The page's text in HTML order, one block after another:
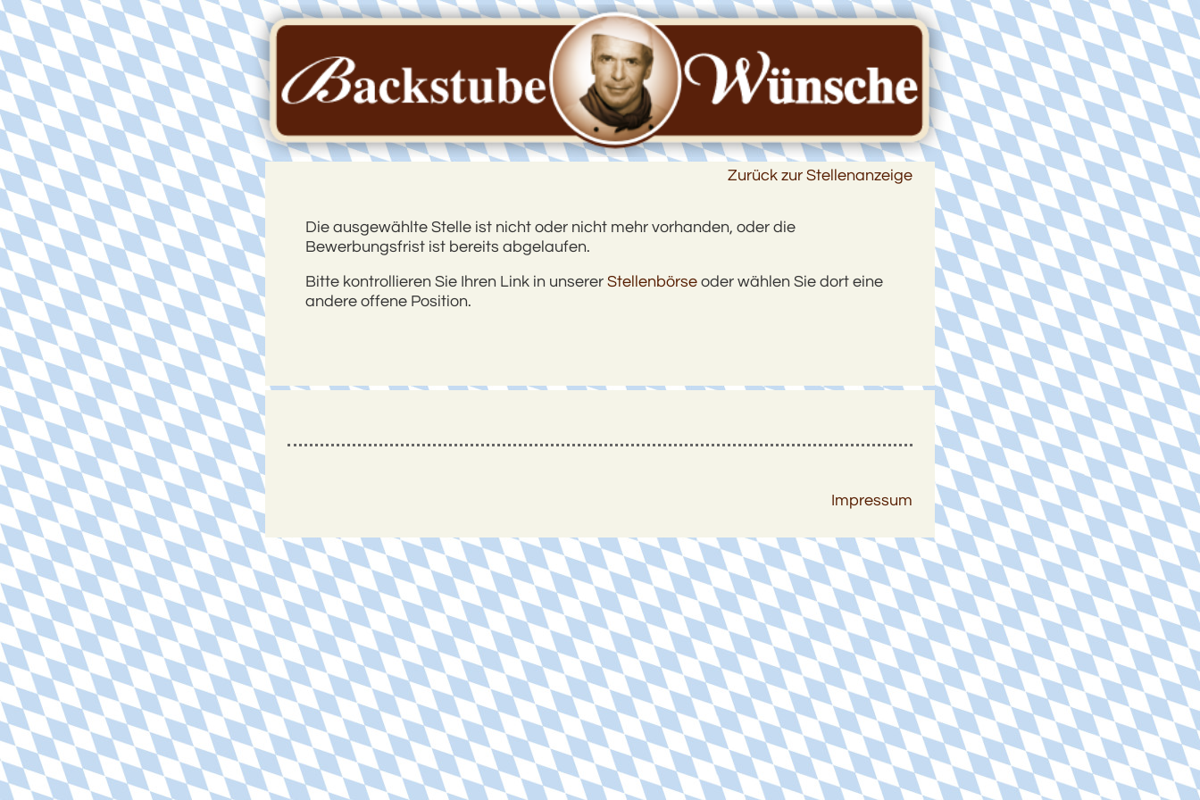
Zurück zur Stellenanzeige
Die ausgewählte Stelle ist nicht oder nicht mehr vorhanden, oder die
Bewerbungsfrist ist bereits abgelaufen.
Bitte kontrollieren Sie Ihren Link in unserer Stellenbörse oder wählen Sie dort eine
andere offene Position.
Impressum